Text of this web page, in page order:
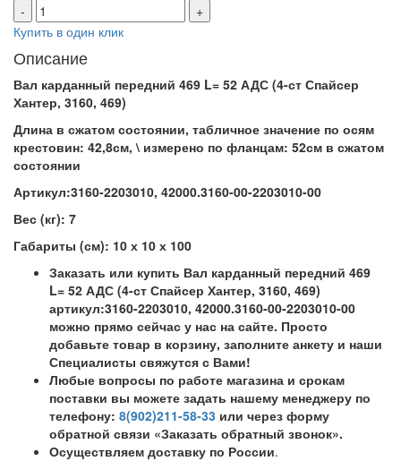
-
+
Купить в один клик
Описание
Вал карданный передний 469 L= 52 АДС (4-ст Спайсер
Хантер, 3160, 469)
Длина в сжатом состоянии, табличное значение по осям
крестовин: 42,8см, \ измерено по фланцам: 52см в сжатом
состоянии
Артикул:3160-2203010, 42000.3160-00-2203010-00
Вес (кг): 7
Габариты (см): 10 х 10 х 100
Заказать или купить Вал карданный передний 469
L= 52 АДС (4-ст Спайсер Хантер, 3160, 469)
артикул:3160-2203010, 42000.3160-00-2203010-00
можно прямо сейчас у нас на сайте. Просто
добавьте товар в корзину, заполните анкету и наши
Специалисты свяжутся с Вами!
Любые вопросы по работе магазина и срокам
поставки вы можете задать нашему менеджеру по
телефону: 8(902)211-58-33 или через форму
обратной связи «Заказать обратный звонок».
Осуществляем доставку по России.